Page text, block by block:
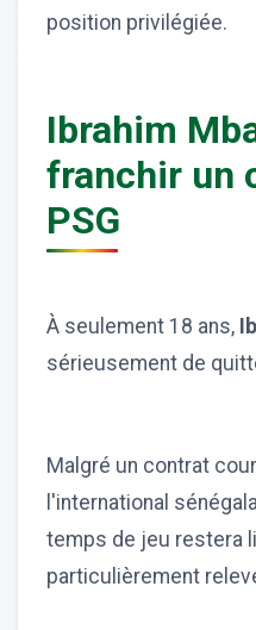
position privilégiée.
Ibrahim
franchir un
PSG
À seulement 18 ans,
sérieusement de
Malgré un contrat
l'international
temps de jeu restera
particulièrement